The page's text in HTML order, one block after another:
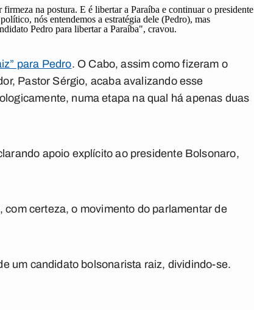
na postura. E é libertar a Paraíba e continuar o presidente
nós entendemos a estratégia dele (Pedro), mas
Pedro para libertar a Paraíba", cravou.
para Pedro. O Cabo, assim como fizeram o
Pastor Sérgio, acaba avalizando esse
numa etapa na qual há apenas duas
apoio explícito ao presidente Bolsonaro,
certeza, o movimento do parlamentar de
um candidato bolsonarista raiz, dividindo-se.